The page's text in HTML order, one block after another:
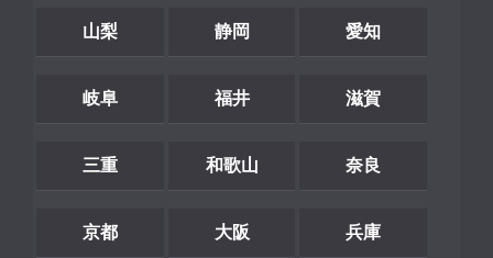
山梨 静岡 愛知
岐阜 福井 滋賀
三重 和歌山 奈良
京都 大阪 兵庫